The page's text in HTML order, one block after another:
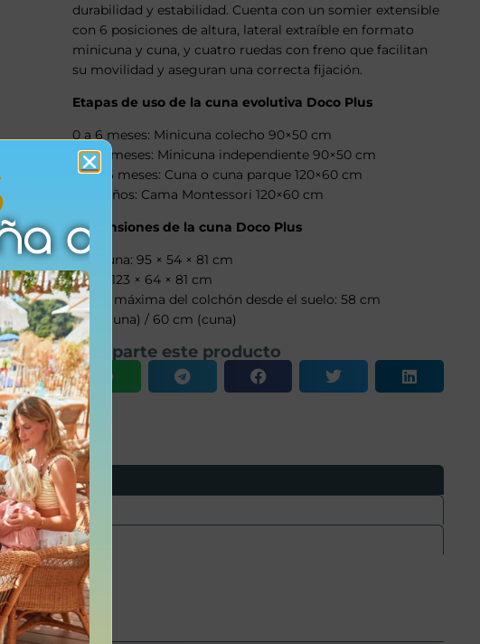
durabilidad y estabilidad. Cuenta con un somier extensible
con 6 posiciones de altura, lateral extraíble en formato
minicuna y cuna, y cuatro ruedas con freno que facilitan
su movilidad y aseguran una correcta fijación.
Etapas de uso de la cuna evolutiva Doco Plus
0 a 6 meses: Minicuna colecho 90×50 cm
6 a 15 meses: Minicuna independiente 90×50 cm
15 a 36 meses: Cuna o cuna parque 120×60 cm
2 a 5 años: Cama Montessori 120×60 cm
Dimensiones de la cuna Doco Plus
Minicuna: 95 × 54 × 81 cm
Cuna: 123 × 64 × 81 cm
Altura máxima del colchón desde el suelo: 58 cm
(minicuna) / 60 cm (cuna)
Comparte este producto